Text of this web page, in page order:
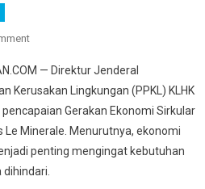
On
Minerale
Siap
Kurangi
Sampahnya
Sebanyak
30%
— Direktur Jenderal
Kerusakan Lingkungan (PPKL) KLHK
Gerakan Ekonomi Sirkular
Le Minerale. Menurutnya, ekonomi
penting mengingat kebutuhan